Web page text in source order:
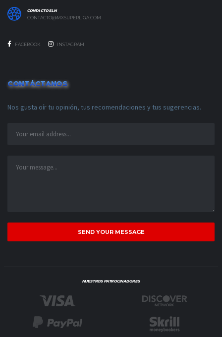
CONTACTO SLN
CONTACTO@MXSUPERLIGA.COM
FACEBOOK INSTAGRAM
CONTÁCTANOS
Nos gusta oír tu opinión, tus recomendaciones y tus sugerencias.
NUESTROS PATROCINADORES